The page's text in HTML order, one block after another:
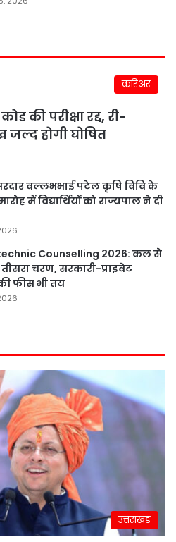
करिअर
की परीक्षा रद्द, री-
जल्द होगी घोषित
वल्लभभाई पटेल कृषि विवि के
में विद्यार्थियों को राज्यपाल ने दी
Counselling 2026: कल से
चरण, सरकारी-प्राइवेट
फीस भी तय
उत्तराखंड